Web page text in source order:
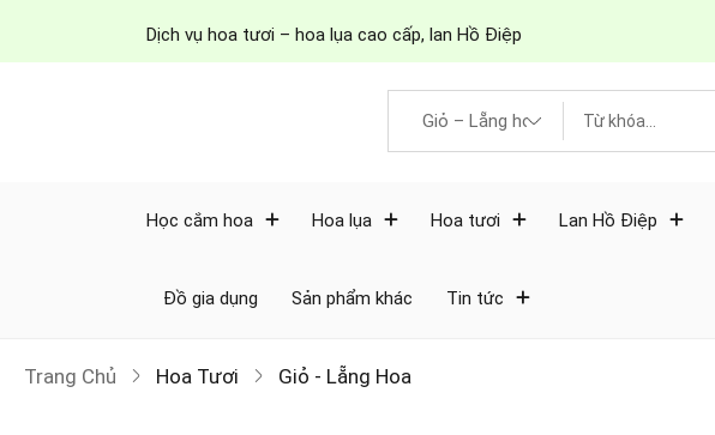
Dịch vụ hoa tươi – hoa lụa cao cấp, lan Hồ Điệp
Học cắm hoa Hoa lụa Hoa tươi Lan Hồ Điệp
Đồ gia dụng Sản phẩm khác Tin tức
Trang Chủ Hoa Tươi Giỏ - Lẵng Hoa